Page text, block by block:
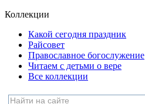
Коллекции
Какой сегодня праздник
Райсовет
Православное богослужение
Читаем с детьми о вере
Все коллекции